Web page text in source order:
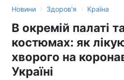
Новини › Здоров'я › Країна
В окремій палаті
костюмах: як
хворого на
Україні